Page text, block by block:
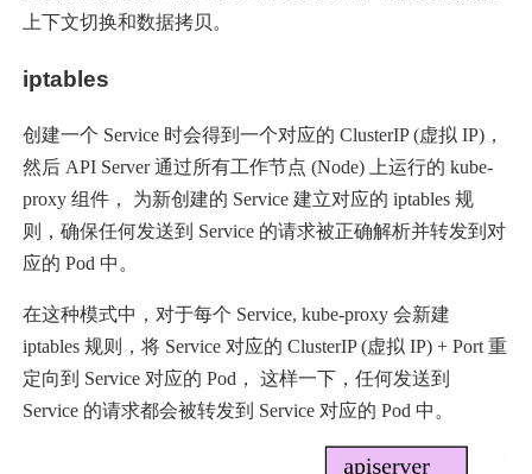
上下文切换和数据拷贝。
iptables
创建一个 Service 时会得到一个对应的 ClusterIP (虚拟 IP)，
然后 API Server 通过所有工作节点 (Node) 上运行的 kube-
proxy 组件， 为新创建的 Service 建立对应的 iptables 规
则，确保任何发送到 Service 的请求被正确解析并转发到对
应的 Pod 中。
在这种模式中，对于每个 Service, kube-proxy 会新建
iptables 规则，将 Service 对应的 ClusterIP (虚拟 IP) + Port 重
定向到 Service 对应的 Pod， 这样一下，任何发送到
Service 的请求都会被转发到 Service 对应的 Pod 中。